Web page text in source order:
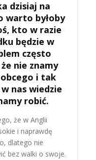
dzisiaj na
warto byłoby
kto w razie
będzie w
często
nie znamy
i tak
nas wiedzie
robić.
że w Anglii
i naprawdę
dlatego nie
bez walki o swoje.